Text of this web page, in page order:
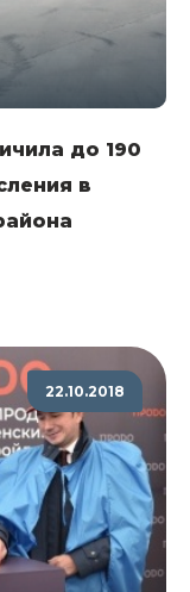
до 190
в
22.10.2018